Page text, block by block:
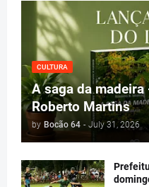
CULTURA
A saga da
Roberto Martins
by Bocão 64 - July 31, 2026